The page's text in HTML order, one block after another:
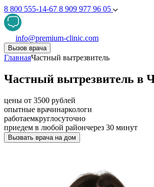
8 800 555-14-67 8 909 977 96 05
info@premium-clinic.com
Вызов врача
ГлавнаяЧастный вытрезвитель
Частный вытрезвитель в
цены от 3500 рублей
опытные врачинаркологи
работаемкруглосуточно
приедем в любой райончерез 30 минут
Вызвать врача на дом